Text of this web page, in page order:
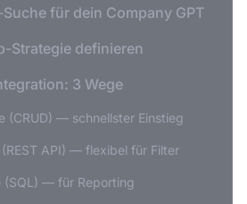
für dein Company GPT
Strategie definieren
3 Wege
(CRUD) — schnellster Einstieg
API) — flexibel für Filter
(SQL) — für Reporting